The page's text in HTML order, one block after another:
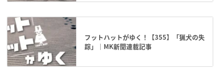
フットハットがゆく！【355】「猟犬の失
踪」｜MK新聞連載記事